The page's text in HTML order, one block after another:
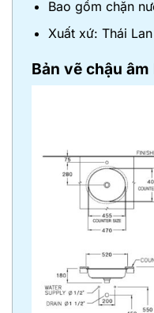
Bao gồm chặn
Xuất xứ: Thái Lan
Bản vẽ chậu âm